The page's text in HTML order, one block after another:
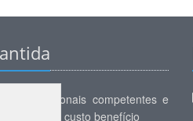
profissionais competentes e
o melhor custo benefício